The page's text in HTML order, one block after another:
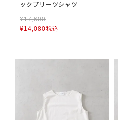
ックプリーツシャツ
¥17,600
¥14,080税込